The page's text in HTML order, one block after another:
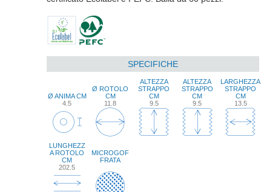
SPECIFICHE
Ø ANIMA CM
4.5
Ø ROTOLO
CM
11.8
ALTEZZA
STRAPPO
CM
9.5
ALTEZZA
STRAPPO
CM
9.5
LARGHEZZA
STRAPPO
CM
13.5
LUNGHEZZ
A ROTOLO
CM
202.5
MICROGOF
FRATA